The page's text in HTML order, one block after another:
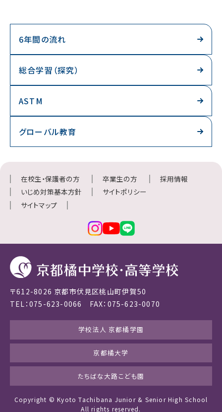
6年間の流れ
総合学習（探究）
ASTM
グローバル教育
在校生・保護者の方 卒業生の方
採用情報
いじめ対策基本方針
サイトポリシー
サイトマップ
〒612-8026 京都市伏見区桃山町伊賀50
TEL：075-623-0066 FAX：075-623-0070
学校法人 京都橘学園
京都橘大学
たちばな大路こども園
Copyright © Kyoto Tachibana Junior & Senior High School
All rights reserved.